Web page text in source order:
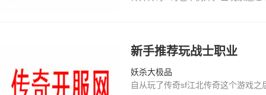
新手推荐玩战士职业
妖杀大极品
自从玩了传奇sf江北传奇这个游戏